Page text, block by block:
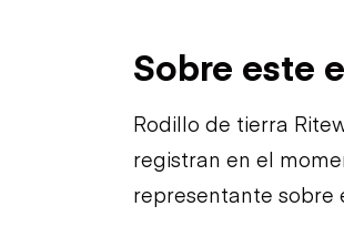
Sobre este
Rodillo de tierra
registran en el
representante sobre